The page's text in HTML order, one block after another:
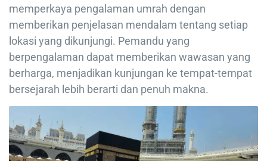
memperkaya pengalaman umrah dengan
memberikan penjelasan mendalam tentang setiap
lokasi yang dikunjungi. Pemandu yang
berpengalaman dapat memberikan wawasan yang
berharga, menjadikan kunjungan ke tempat-tempat
bersejarah lebih berarti dan penuh makna.